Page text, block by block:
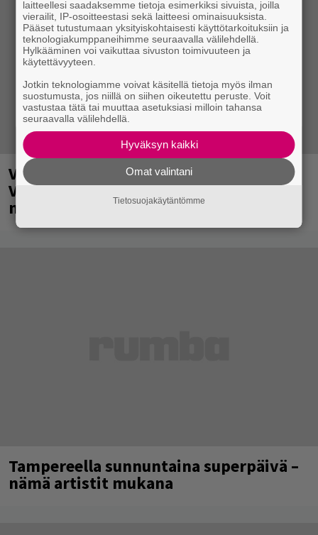
Valtava Yle 100 vuotta -tapahtuma
Veikkaus Arenalla syyskuussa – muista
myös metalliklassikot-konsertti
Tampereella sunnuntaina superpäivä –
nämä artistit mukana
laitteellesi saadaksemme tietoja esimerkiksi sivuista, joilla
vierailit, IP-osoitteestasi sekä laitteesi ominaisuuksista.
Pääset tutustumaan yksityiskohtaisesti käyttötarkoituksiin ja
teknologiakumppaneihimme seuraavalla välilehdellä.
Hylkääminen voi vaikuttaa sivuston toimivuuteen ja
käytettävyyteen.
Jotkin teknologiamme voivat käsitellä tietoja myös ilman
suostumusta, jos niillä on siihen oikeutettu peruste. Voit
vastustaa tätä tai muuttaa asetuksiasi milloin tahansa
seuraavalla välilehdellä.
Hyväksyn kaikki
Omat valintani
Tietosuojakäytäntömme